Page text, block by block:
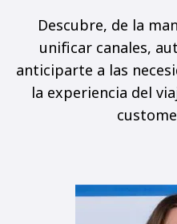
Descubre, de la
unificar canales,
anticiparte a las
la experiencia del